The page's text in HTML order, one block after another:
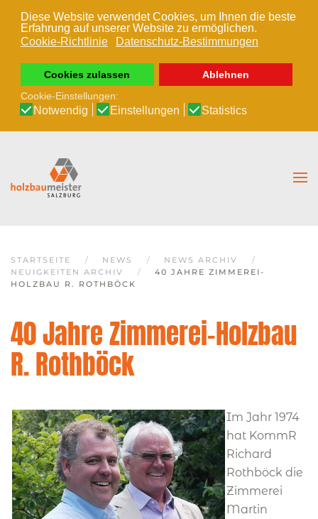
Diese Website verwendet Cookies, um Ihnen die beste
Erfahrung auf unserer Website zu ermöglichen.
Cookie-Richtlinie
Datenschutz-Bestimmungen
Cookies zulassen
Ablehnen
Cookie-Einstellungen:
Notwendig Einstellungen Statistics
Zum Hauptinhalt springen
STARTSEITE NEWS
NEWS ARCHIV
NEUIGKEITEN ARCHIV
40 JAHRE ZIMMEREI-
HOLZBAU R. ROTHBÖCK
40 Jahre Zimmerei-Holzbau
R. Rothböck
Im Jahr 1974
hat KommR
Richard
Rothböck die
Zimmerei
Martin